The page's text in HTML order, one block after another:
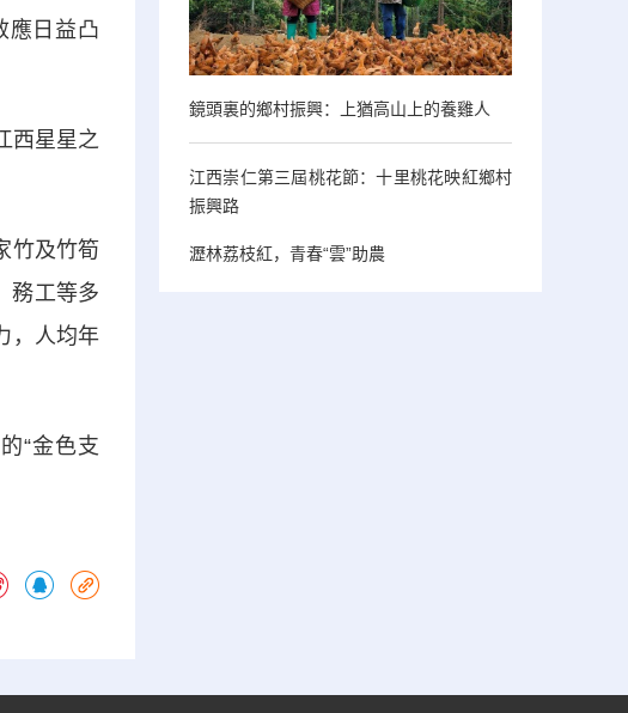
應日益凸
西星星之
竹及竹筍
務工等多
，人均年
“金色支
鏡頭裏的鄉村振興：上猶高山上的養雞人
江西崇仁第三屆桃花節：十里桃花映紅鄉村
振興路
瀝林荔枝紅，青春“雲”助農